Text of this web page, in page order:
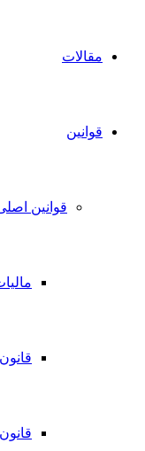
مقالات
قوانین
قوانین